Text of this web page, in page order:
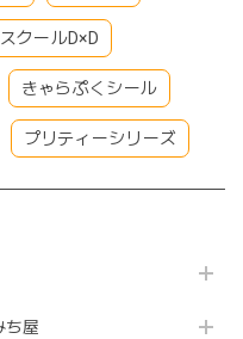
クールD×D
きゃらぷくシール
プリティーシリーズ
ち屋